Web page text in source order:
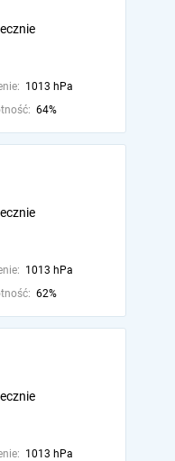
1013 hPa
64%
1013 hPa
62%
1013 hPa